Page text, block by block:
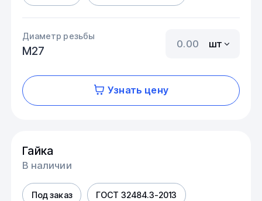
Диаметр резьбы
М27
шт
Узнать цену
Гайка
В наличии
Под заказ ГОСТ 32484.3-2013